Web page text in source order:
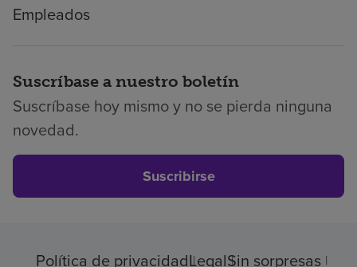
Empleados
Suscríbase a nuestro boletín
Suscríbase hoy mismo y no se pierda ninguna
novedad.
Suscribirse
Política de privacidadLegalSin sorpresas